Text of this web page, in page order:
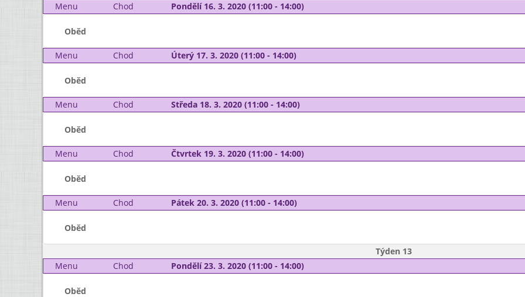
Menu
Chod Pondělí 16. 3. 2020 (11:00 - 14:00)
Oběd
Menu Chod Úterý 17. 3. 2020 (11:00 - 14:00)
Oběd
Menu Chod Středa 18. 3. 2020 (11:00 - 14:00)
Oběd
Menu Chod Čtvrtek 19. 3. 2020 (11:00 - 14:00)
Oběd
Menu Chod Pátek 20. 3. 2020 (11:00 - 14:00)
Oběd
Týden 13
Menu
Chod Pondělí 23. 3. 2020 (11:00 - 14:00)
Oběd